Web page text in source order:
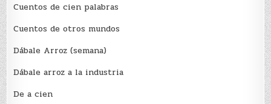
Cuentos de cien palabras
Cuentos de otros mundos
Dábale Arroz (semana)
Dábale arroz a la industria
De a cien